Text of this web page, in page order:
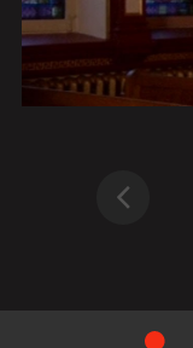
Précédent